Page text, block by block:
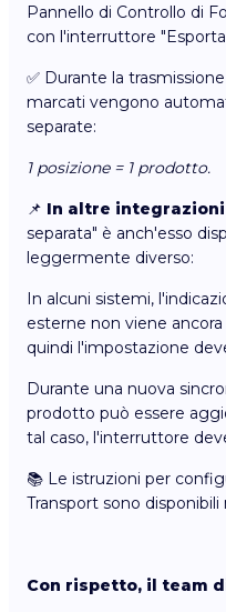
Pannello di Controllo di
con l'interruttore
✅ Durante la
marcati vengono
separate:
1 posizione = 1 prodotto.
📌 In altre integrazioni
separata" è anch'esso
leggermente diverso:
In alcuni sistemi,
esterne non viene
quindi l'impostazione
Durante una nuova
prodotto può essere
tal caso, l'interruttore
📚 Le istruzioni per
Transport sono disponibili
Con rispetto, il team